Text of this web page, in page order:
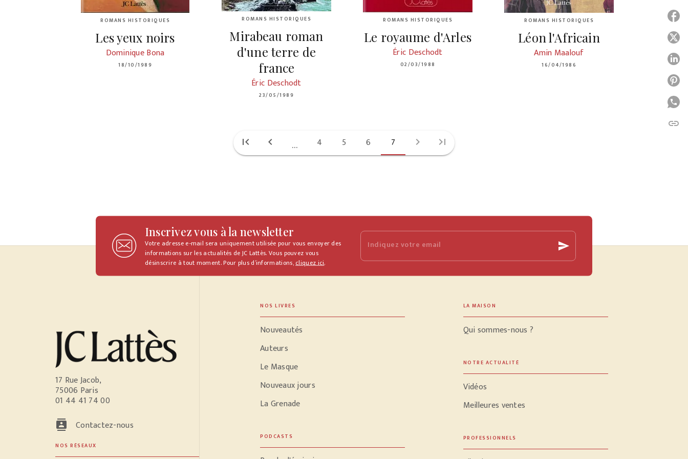
ROMANS HISTORIQUES
Les yeux noirs
Dominique Bona
18/10/1989
ROMANS HISTORIQUES
Mirabeau roman
d'une terre de
france
Éric Deschodt
23/05/1989
ROMANS HISTORIQUES
Le royaume d'Arles
Éric Deschodt
02/03/1988
ROMANS HISTORIQUES
Léon l'Africain
Amin Maalouf
16/04/1986
first_page chevron_left ... 4 5 6 7 chevron_right last_page
link
Inscrivez vous à la newsletter
Votre adresse e-mail sera uniquement utilisée pour vous envoyer des
informations sur les actualités de JC Lattès. Vous pouvez vous
désinscrire à tout moment. Pour plus d’informations,cliquez ici.
Indiquez votre email send
17 Rue Jacob,
75006 Paris
01 44 41 74 00
contacts Contactez-nous
NOS RÉSEAUX
NOS LIVRES
Nouveautés
Auteurs
Le Masque
Nouveaux jours
La Grenade
PODCASTS
LA MAISON
Qui sommes-nous ?
NOTRE ACTUALITÉ
Vidéos
Meilleures ventes
PROFESSIONNELS